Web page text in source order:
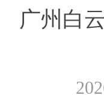
广州白